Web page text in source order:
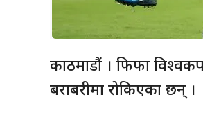
काठमाडौं । फिफा
बराबरीमा रोकिएका छन् ।